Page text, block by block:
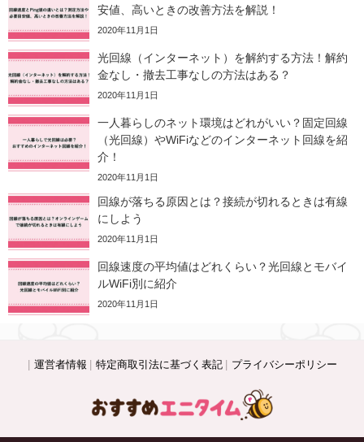
安値、高いときの改善方法を解説！
2020年11月1日
光回線（インターネット）を解約する方法！解約
金なし・撤去工事なしの方法はある？
2020年11月1日
一人暮らしのネット環境はどれがいい？固定回線
（光回線）やWiFiなどのインターネット回線を紹
介！
2020年11月1日
回線が落ちる原因とは？接続が切れるときは有線
にしよう
2020年11月1日
回線速度の平均値はどれくらい？光回線とモバイ
ルWiFi別に紹介
2020年11月1日
運営者情報 特定商取引法に基づく表記 プライバシーポリシー